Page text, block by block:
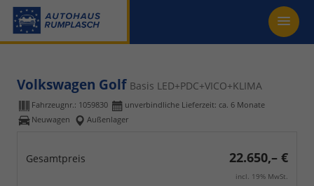
Volkswagen Golf Basis LED+PDC+VICO+KLIMA
Fahrzeugnr.: 1059830
unverbindliche Lieferzeit: ca. 6 Monate
Neuwagen
Außenlager
Gesamtpreis 22.650,– €
incl. 19% MwSt.